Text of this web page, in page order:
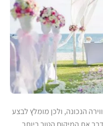
הנכונה, ולכן מומלץ לבצע